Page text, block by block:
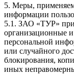
5. Меры,
информации
5.1. ЗАО «ТУР»
организационные
персональной
или случайного
блокирования,
иных